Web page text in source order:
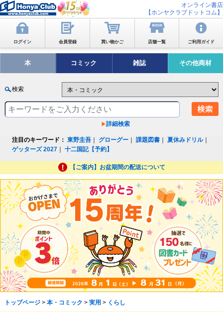
オンライン書店
【ホンヤクラブドットコム】
ログイン 会員登録 買い物かご 店舗一覧 ご利用ガイド
本 コミック 雑誌 その他商材
検索
詳細検索
注目のキーワード： 東野圭吾 グローグー ｜課題図書 ｜夏休みドリル｜
ゲッターズ 2027 ｜十二国記【予約】
【ご案内】お盆期間の配送について
トップページ> 本・コミック > 実用 > くらし